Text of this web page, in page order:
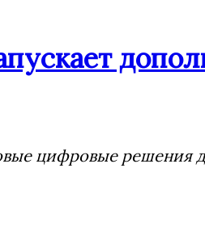
цифровые решения